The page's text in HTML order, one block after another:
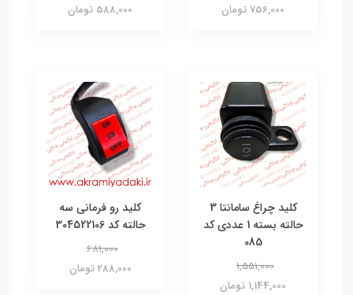
756,000 تومان
588,000 تومان
کلید چراغ سامانتا 3
حالته بسته 1 عددی کد
085
1,551,000
1,144,000 تومان
کلید رو فرمانی سه
حالته کد 304522106
681,000
288,000 تومان